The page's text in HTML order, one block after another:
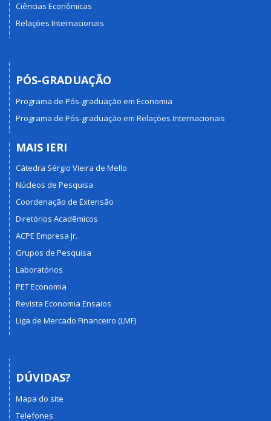
Ciências Econômicas
Relações Internacionais
PÓS-GRADUAÇÃO
Programa de Pós-graduação em Economia
Programa de Pós-graduação em Relações Internacionais
MAIS IERI
Cátedra Sérgio Vieira de Mello
Núcleos de Pesquisa
Coordenação de Extensão
Diretórios Acadêmicos
ACPE Empresa Jr.
Grupos de Pesquisa
Laboratórios
PET Economia
Revista Economia Ensaios
Liga de Mercado Financeiro (LMF)
DÚVIDAS?
Mapa do site
Telefones